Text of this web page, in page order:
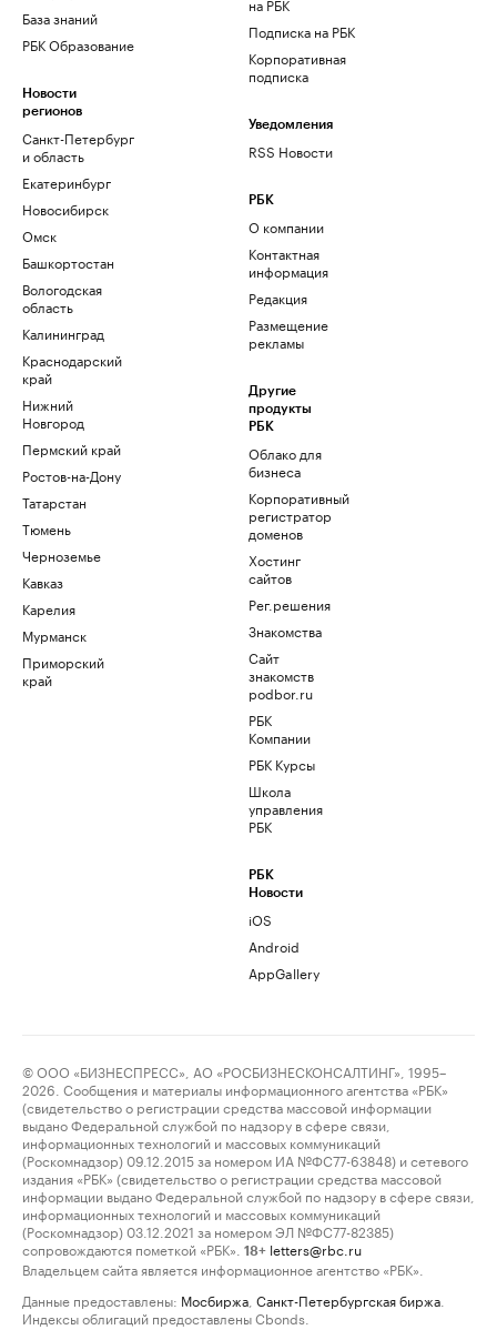
База знаний
РБК Образование
Новости
регионов
Санкт-Петербург
и область
Екатеринбург
Новосибирск
Омск
Башкортостан
Вологодская
область
Калининград
Краснодарский
край
Нижний
Новгород
Пермский край
Ростов-на-Дону
Татарстан
Тюмень
Черноземье
Кавказ
Карелия
Мурманск
Приморский
край
Подписка на РБК
Корпоративная
подписка
Уведомления
RSS Новости
РБК
О компании
Контактная
информация
Редакция
Размещение
рекламы
Другие
продукты
РБК
Облако для
бизнеса
Корпоративный
регистратор
доменов
Хостинг
сайтов
Рег.решения
Знакомства
Сайт
знакомств
podbor.ru
РБК
Компании
РБК Курсы
Школа
управления
РБК
РБК
Новости
iOS
Android
AppGallery
© ООО «БИЗНЕСПРЕСС», АО «РОСБИЗНЕСКОНСАЛТИНГ», 1995–
2026. Сообщения и материалы информационного агентства «РБК»
(свидетельство о регистрации средства массовой информации
выдано Федеральной службой по надзору в сфере связи,
информационных технологий и массовых коммуникаций
(Роскомнадзор) 09.12.2015 за номером ИА №ФС77-63848) и сетевого
издания «РБК» (свидетельство о регистрации средства массовой
информации выдано Федеральной службой по надзору в сфере связи,
информационных технологий и массовых коммуникаций
(Роскомнадзор) 03.12.2021 за номером ЭЛ №ФС77-82385)
сопровождаются пометкой «РБК».
18+ letters@rbc.ru
Владельцем сайта является информационное агентство «РБК».
Данные предоставлены: Мосбиржа Санкт-Петербургская биржа
Индексы облигаций предоставлены Cbonds.